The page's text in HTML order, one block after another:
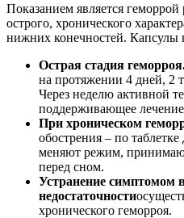
Показанием является геморрой
острого, хронического
нижних конечностей. Капсулы
Острая стадия
на протяжении 4 дней, 2
Через неделю активной
поддерживающее
При хроническом
обострения – по
меняют режим,
перед сном.
Устранение симптомом
недостаточности
хронического геморроя.